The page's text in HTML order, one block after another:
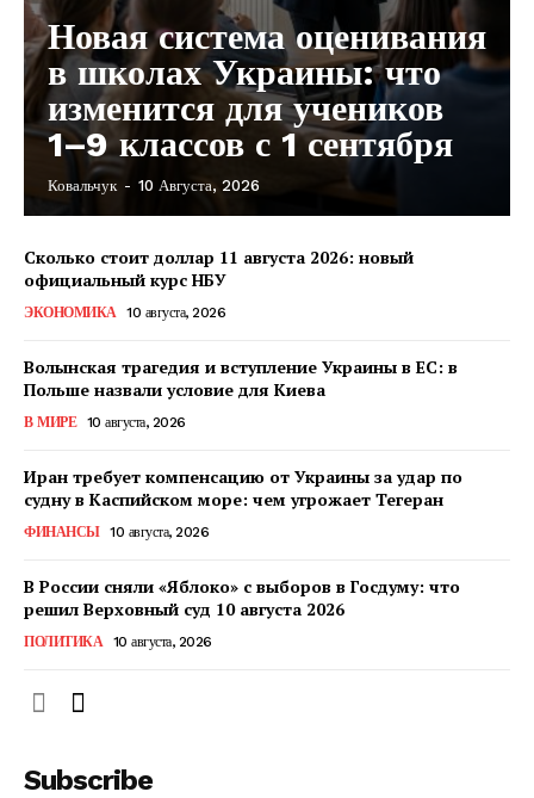
КавПолит
О нас
Политика конфиденциальности
Новая система оценивания
в школах Украины: что
изменится для учеников
1–9 классов с 1 сентября
Ковальчук - 10 Августа, 2026
Сколько стоит доллар 11 августа 2026: новый
официальный курс НБУ
ЭКОНОМИКА 10 августа, 2026
Волынская трагедия и вступление Украины в ЕС: в
Польше назвали условие для Киева
В МИРЕ 10 августа, 2026
Иран требует компенсацию от Украины за удар по
судну в Каспийском море: чем угрожает Тегеран
ФИНАНСЫ 10 августа, 2026
В России сняли «Яблоко» с выборов в Госдуму: что
решил Верховный суд 10 августа 2026
ПОЛИТИКА 10 августа, 2026
Subscribe